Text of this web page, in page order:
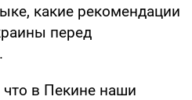
какие рекомендации
перед
в Пекине наши